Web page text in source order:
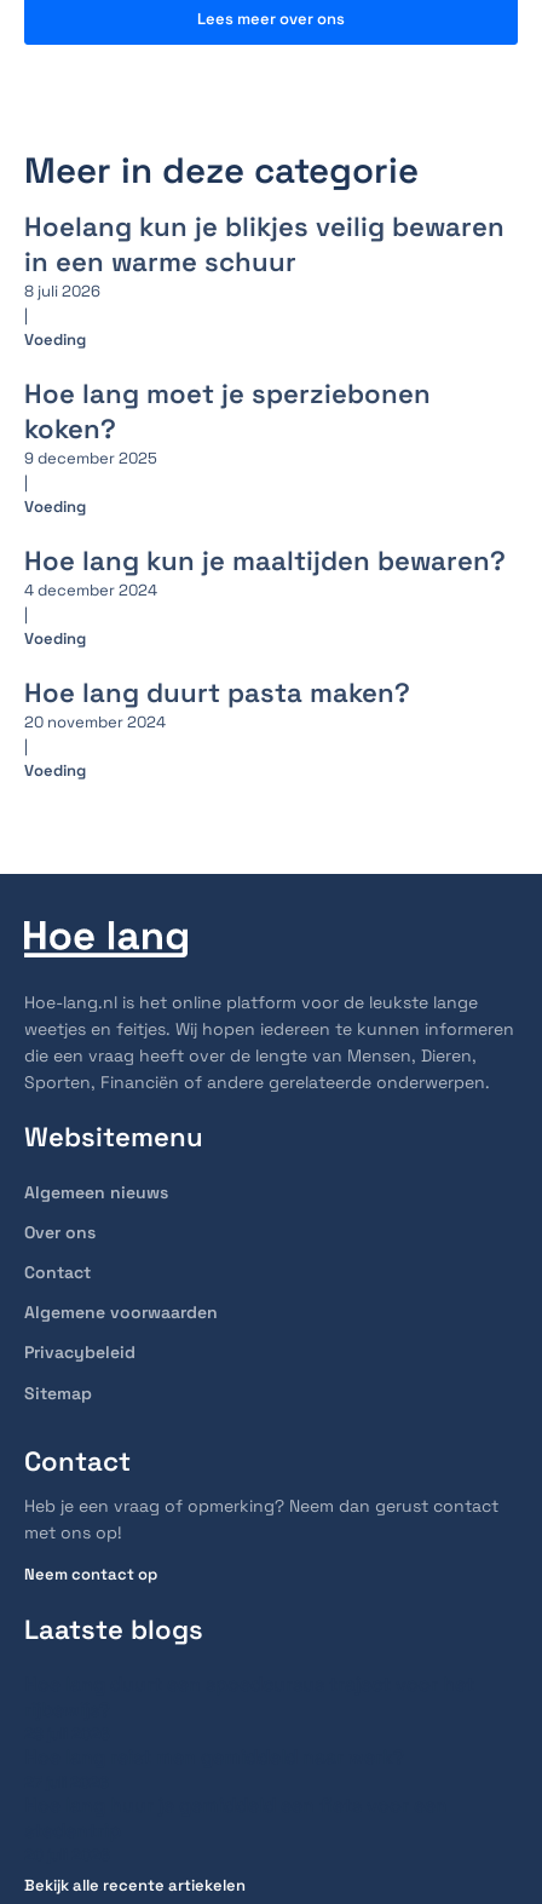
Lees meer over ons
Meer in deze categorie
Hoelang kun je blikjes veilig bewaren
in een warme schuur
8 juli 2026
|
Voeding
Hoe lang moet je sperziebonen
koken?
9 december 2025
|
Voeding
Hoe lang kun je maaltijden bewaren?
4 december 2024
|
Voeding
Hoe lang duurt pasta maken?
20 november 2024
|
Voeding
Hoe-lang.nl is het online platform voor de leukste lange
weetjes en feitjes. Wij hopen iedereen te kunnen informeren
die een vraag heeft over de lengte van Mensen, Dieren,
Sporten, Financiën of andere gerelateerde onderwerpen.
Websitemenu
Algemeen nieuws
Over ons
Contact
Algemene voorwaarden
Privacybeleid
Sitemap
Contact
Heb je een vraag of opmerking? Neem dan gerust contact
met ons op!
Neem contact op
Laatste blogs
Bekijk alle recente artiekelen